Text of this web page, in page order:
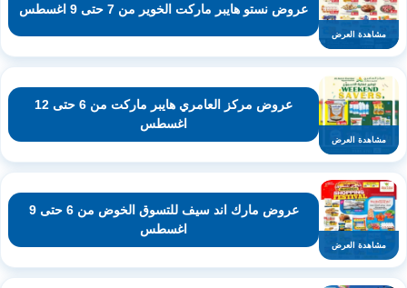
مشاهدة العرض
عروض نستو هايبر ماركت الخوير من 7 حتى 9 اغسطس
مشاهدة العرض
عروض مركز العامري هايبر ماركت من 6 حتى 12
اغسطس
مشاهدة العرض
عروض مارك اند سيف للتسوق الخوض من 6 حتى 9
اغسطس